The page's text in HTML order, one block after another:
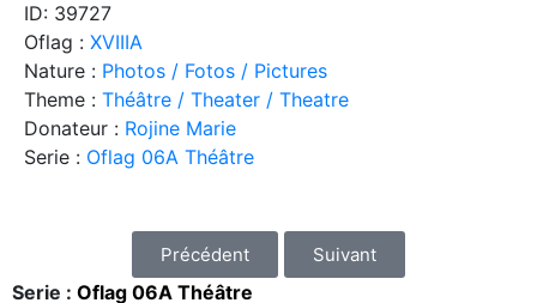
ID: 39727
Oflag : XVIIIA
Nature : Photos / Fotos / Pictures
Theme : Théâtre / Theater / Theatre
Donateur : Rojine Marie
Serie : Oflag 06A Théâtre
Précédent Suivant
Serie : Oflag 06A Théâtre